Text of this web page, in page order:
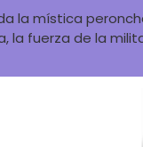
la mística
la fuerza de la